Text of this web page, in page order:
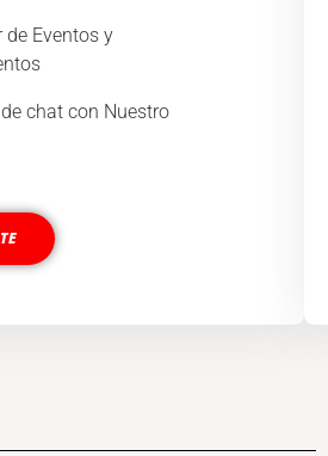
de Eventos y
chat con Nuestro